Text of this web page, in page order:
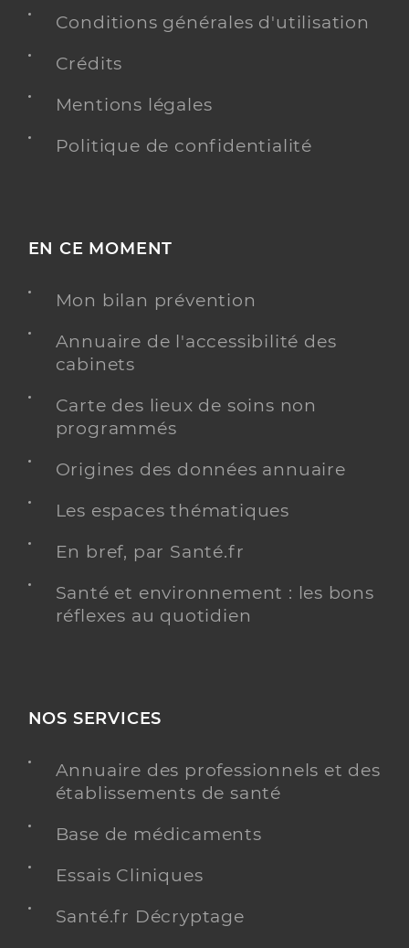
Conditions générales d'utilisation
Crédits
Mentions légales
Politique de confidentialité
EN CE MOMENT
Mon bilan prévention
Annuaire de l'accessibilité des
cabinets
Carte des lieux de soins non
programmés
Origines des données annuaire
Les espaces thématiques
En bref, par Santé.fr
Santé et environnement : les bons
réflexes au quotidien
NOS SERVICES
Annuaire des professionnels et des
établissements de santé
Base de médicaments
Essais Cliniques
Santé.fr Décryptage